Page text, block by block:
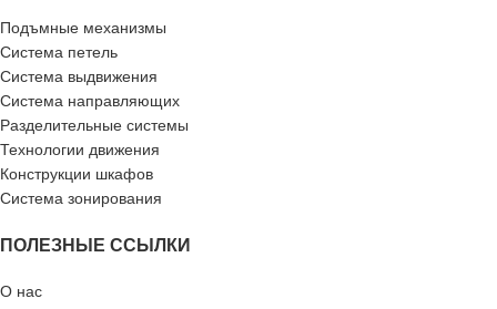
Подъмные механизмы
Система петель
Система выдвижения
Система направляющих
Разделительные системы
Технологии движения
Конструкции шкафов
Система зонирования
ПОЛЕЗНЫЕ ССЫЛКИ
О нас